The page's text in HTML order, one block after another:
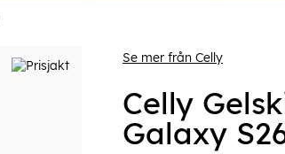
Se mer från Celly
Celly
Galaxy